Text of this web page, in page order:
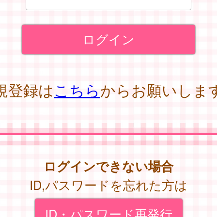
登録はこちらからお願いしま
ログインできない場合
ID,パスワードを忘れた方は